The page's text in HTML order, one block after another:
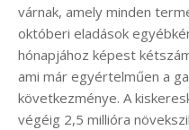
várnak, amely minden
októberi eladások
hónapjához képest
ami már egyértelműen a
következménye. A
végéig 2,5 millióra